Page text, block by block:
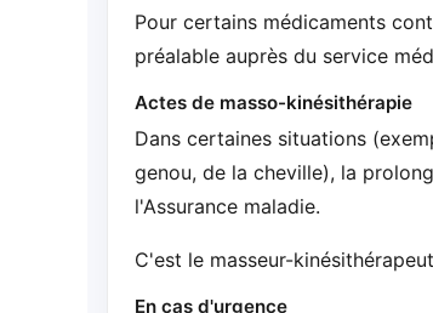
Pour certains médicaments
préalable auprès du service
Actes de masso-kinésithérapie
Dans certaines situations
genou, de la cheville), la
l'Assurance maladie.
C'est le masseur-
En cas d'urgence